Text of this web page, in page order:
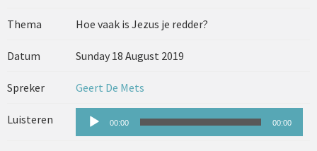
Thema Hoe vaak is Jezus je redder?
Datum Sunday 18 August 2019
Spreker Geert De Mets
Luisteren Audiospeler
00:00 00:00